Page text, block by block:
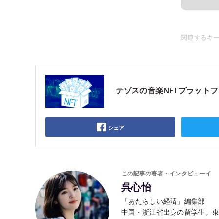
関連するキ
テゾスの音楽NFTプラット
シェア
この記事の著者・インタビューイ
呉心怡
「あたらしい経済」編集部
中国・浙江省出身の留学生。